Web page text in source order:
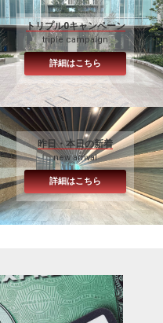
トリプル0キャンペーン
triple campaign
詳細はこちら
昨日・本日の新着
new arrival
詳細はこちら